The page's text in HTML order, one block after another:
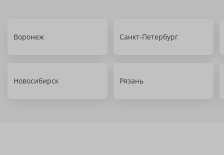
Воронеж Санкт-Петербург
Новосибирск Рязань